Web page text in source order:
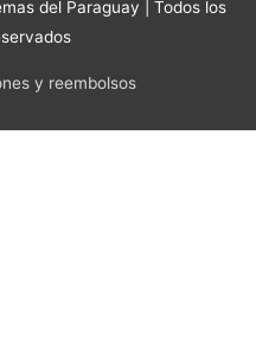
del Paraguay | Todos los
y reembolsos